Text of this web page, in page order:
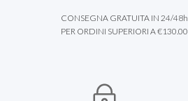
CONSEGNA GRATUITA IN 24/48h
PER ORDINI SUPERIORI A €130.00